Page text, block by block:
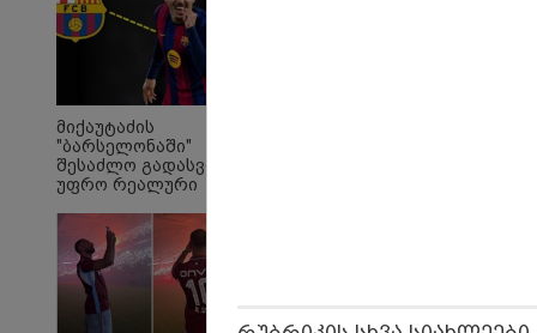
მიქაუტაძის
"ბარსელონაში"
შესაძლო გადასვლა
უფრო რეალური
ქართველი
კატალონიელთა
მთავარ მწვრთნელს